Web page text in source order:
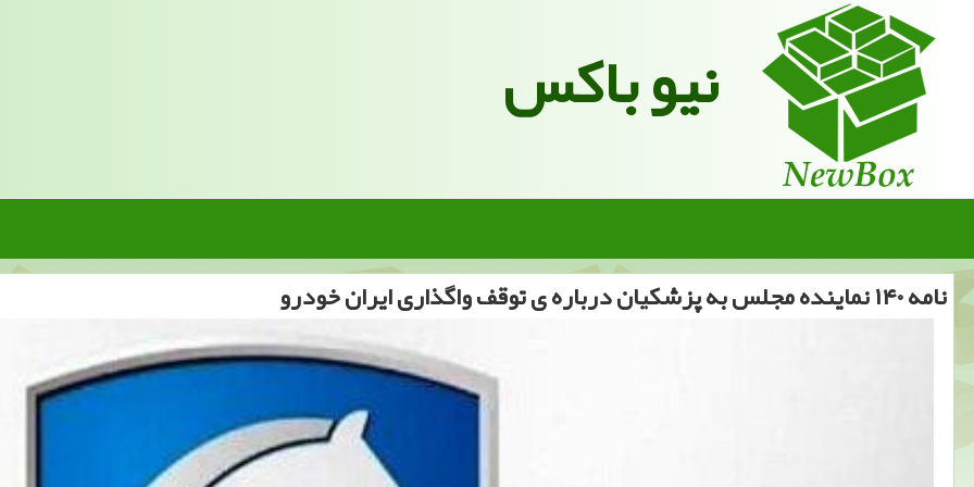
نیو باکس
نامه ۱۴۰ نماینده مجلس به پزشکیان درباره ی توقف واگذاری ایران خودرو